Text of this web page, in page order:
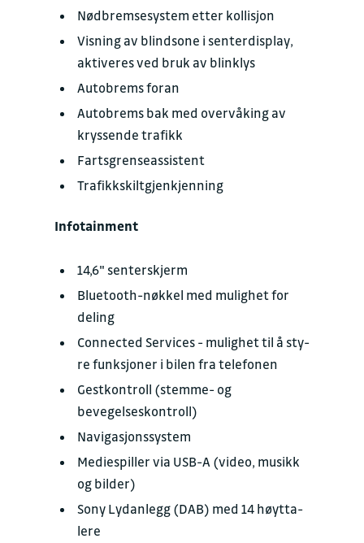
Nød­bremse­system etter kol­li­sjon
Vis­ning av blind­sone i sen­terdis­play,
ak­ti­ve­res ved bruk av blinklys
Autobrems foran
Autobrems bak med over­vå­king av
krys­sen­de tra­fikk
Farts­grense­as­sis­tent
Tra­fikk­skil­t­gjen­kjenning
Infotainment
14,6" sen­ter­skjerm
Blue­tooth-nøk­kel med mu­lig­het for
de­ling
Connec­ted Services - mu­lig­het til å sty­
re funk­sjo­ner i bi­len fra te­le­fo­nen
Gestkon­troll (stemme- og
bevegelseskontroll)
Na­vi­ga­sjons­system
Medie­spil­ler via USB-A (vi­deo, mu­sikk
og bil­der)
Sony Lyd­an­legg (DAB) med 14 høyt­ta­
le­re